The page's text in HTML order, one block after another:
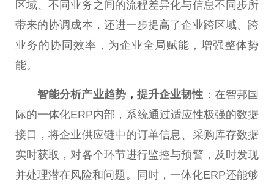
区域、不同业务之间的流程差异化与信息不同步所
带来的协调成本，还进一步提高了企业跨区域、跨
业务的协同效率，为企业全局赋能，增强整体势
能。
智能分析产业趋势， 提升企业韧性 ：在智邦国
际的一体化ERP内部，系统通过适应性极强的数据
接口，将企业供应链中的订单信息、采购库存数据
实时获取，对各个环节进行监控与预警，及时发现
并处理潜在风险和问题。同时，一体化ERP还能够